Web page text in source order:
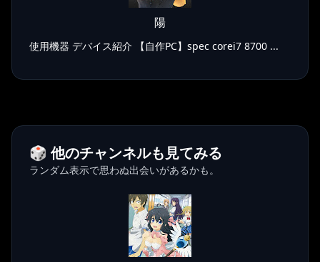
陽
使用機器 デバイス紹介 【自作PC】spec corei7 8700 ...
🎲 他のチャンネルも見てみる
ランダム表示で思わぬ出会いがあるかも。